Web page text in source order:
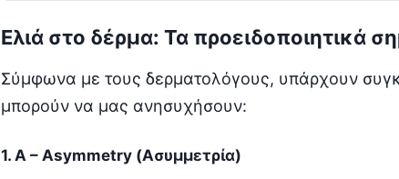
Ελιά στο δέρμα: Τα προειδοποιητικά
Σύμφωνα με τους δερματολόγους, υπάρχουν
μπορούν να μας ανησυχήσουν:
1. A – Asymmetry (Ασυμμετρία)